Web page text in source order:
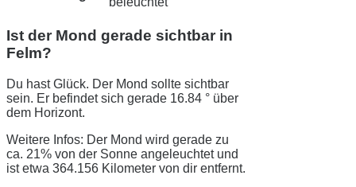
Ist der Mond gerade sichtbar in
Felm?
Du hast Glück. Der Mond sollte sichtbar
sein. Er befindet sich gerade 16.84 ° über
dem Horizont.
Weitere Infos: Der Mond wird gerade zu
ca. 21% von der Sonne angeleuchtet und
ist etwa 364.156 Kilometer von dir entfernt.